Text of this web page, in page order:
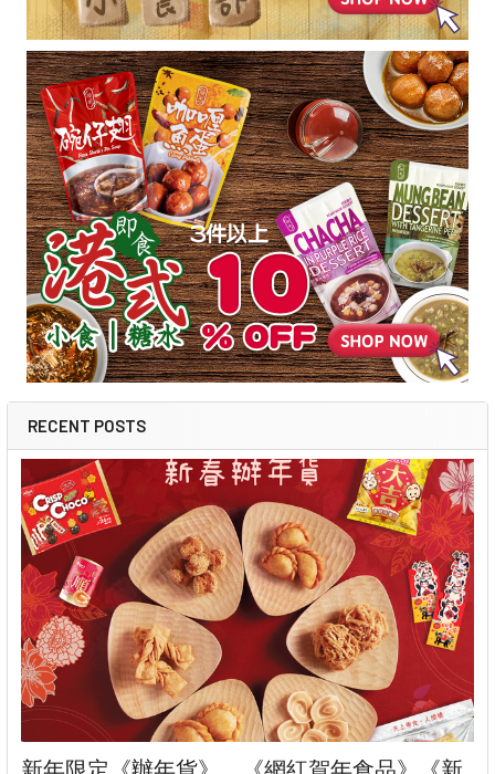
RECENT POSTS
新年限定《辦年貨》，《網紅賀年食品》《新